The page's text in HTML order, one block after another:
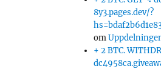
8y3.pages.dev/?
om
+ 2 BTC.